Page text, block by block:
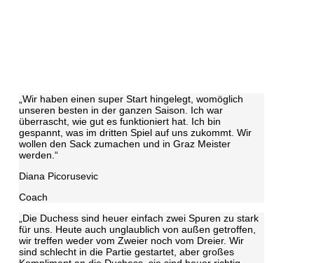
„Wir haben einen super Start hingelegt, womöglich
unseren besten in der ganzen Saison. Ich war
überrascht, wie gut es funktioniert hat. Ich bin
gespannt, was im dritten Spiel auf uns zukommt. Wir
wollen den Sack zumachen und in Graz Meister
werden.“
Diana Picorusevic
Coach
„Die Duchess sind heuer einfach zwei Spuren zu stark
für uns. Heute auch unglaublich von außen getroffen,
wir treffen weder vom Zweier noch vom Dreier. Wir
sind schlecht in die Partie gestartet, aber großes